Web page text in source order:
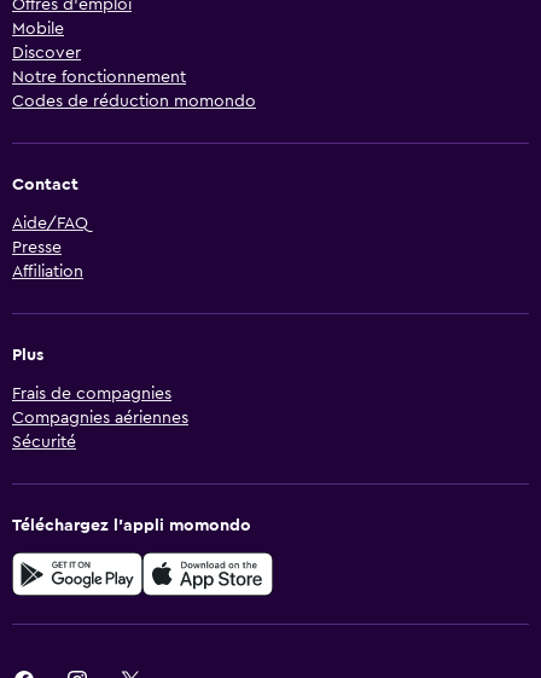
Offres d’emploi
Mobile
Discover
Notre fonctionnement
Codes de réduction momondo
Contact
Aide/FAQ
Presse
Affiliation
Plus
Frais de compagnies
Compagnies aériennes
Sécurité
Téléchargez l’appli momondo